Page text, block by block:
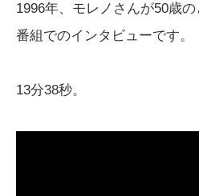
1996年、モレノさんが50歳
番組でのインタビューです。
13分38秒。